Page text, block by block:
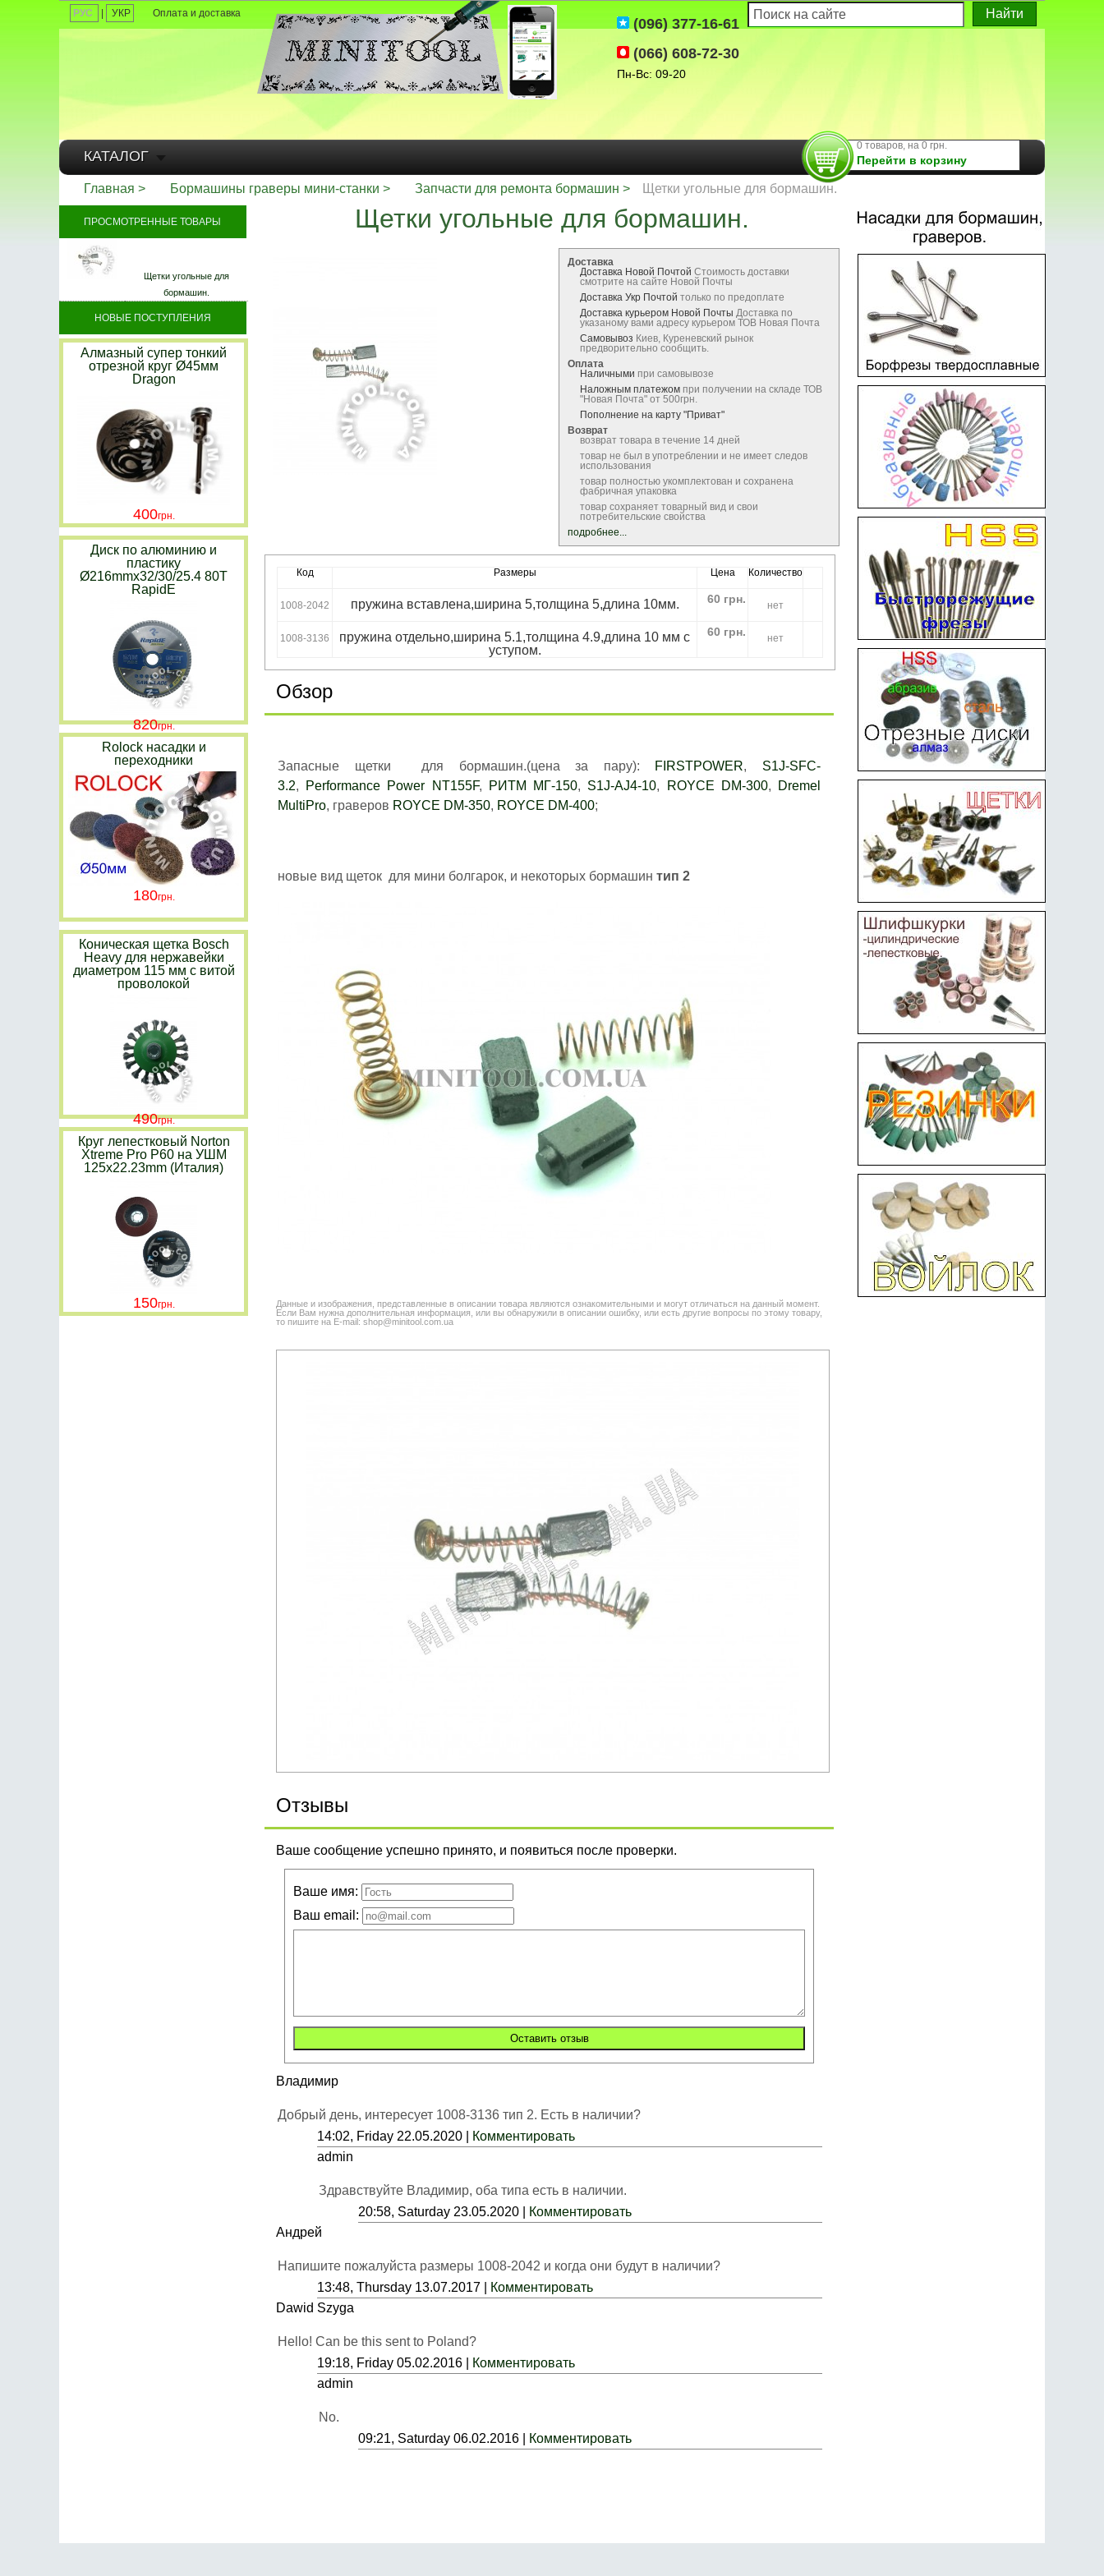
РУС УКР Оплата и доставка
(096) 377-16-61
(066) 608-72-30
Пн-Вс: 09-20
0 товаров, на 0 грн.
Перейти в корзину
КАТАЛОГ
Главная Бормашины граверы мини-станки Запчасти для ремонта бормашин Щетки угольные для бормашин.
Щетки угольные для бормашин.
Доставка
Доставка Новой Почтой Стоимость доставки
смотрите на сайте Новой Почты
Доставка Укр Почтой только по предоплате
Доставка курьером Новой Почты Доставка по
указаному вами адресу курьером ТОВ Новая Почта
Самовывоз Киев, Куреневский рынок
предворительно сообщить.
Оплата
Наличными при самовывозе
Наложным платежом при получении на складе ТОВ
"Новая Почта" от 500грн.
Пополнение на карту "Приват"
Возврат
возврат товара в течение 14 дней
товар не был в употреблении и не имеет следов
использования
товар полностью укомплектован и сохранена
фабричная упаковка
товар сохраняет товарный вид и свои
потребительские свойства
подробнее...
Код Размеры Цена Количество
1008-2042 пружина вставлена,ширина 5,толщина 5,длина 10мм. 60 грн. нет
1008-3136
пружина отдельно,ширина 5.1,толщина 4.9,длина 10 мм с
уступом.
60 грн. нет
Обзор
Запасные щетки для бормашин.(цена за пару): FIRSTPOWER, S1J-SFC-
3.2, Performance Power NT155F, РИТМ МГ-150, S1J-AJ4-10, ROYCE DM-300,
Dremel
MultiPro, граверов ROYCE DM-350, ROYCE DM-400;
новые вид щеток для мини болгарок, и некоторых бормашин тип 2
Данные и изображения, представленные в описании товара являются ознакомительными и могут отличаться на данный момент.
Если Вам нужна дополнительная информация, или вы обнаружили в описании ошибку, или есть другие вопросы по этому товару,
то пишите на E-mail: shop@minitool.com.ua
Отзывы
Ваше сообщение успешно принято, и появиться после проверки.
Ваше имя:
Ваш email:
Владимир
Добрый день, интересует 1008-3136 тип 2. Есть в наличии?
14:02, Friday 22.05.2020 |
Комментировать
admin
Здравствуйте Владимир, оба типа есть в наличии.
20:58, Saturday 23.05.2020 |
Комментировать
Андрей
Напишите пожалуйста размеры 1008-2042 и когда они будут в наличии?
13:48, Thursday 13.07.2017 |
Комментировать
Dawid Szyga
Hello! Can be this sent to Poland?
19:18, Friday 05.02.2016 |
Комментировать
admin
No.
09:21, Saturday 06.02.2016 |
Комментировать
ПРОСМОТРЕННЫЕ ТОВАРЫ
Щетки угольные для
бормашин.
НОВЫЕ ПОСТУПЛЕНИЯ
Алмазный супер тонкий
отрезной круг Ø45мм
Dragon
400
Диск по алюминию и
пластику
Ø216mmx32/30/25.4 80T
RapidE
820
Rolock насадки и
переходники
180
Коническая щетка Bosch
Heavy для нержавейки
диаметром 115 мм с витой
проволокой
490
Круг лепестковый Norton
Xtreme Pro P60 на УШМ
125x22.23mm (Италия)
150